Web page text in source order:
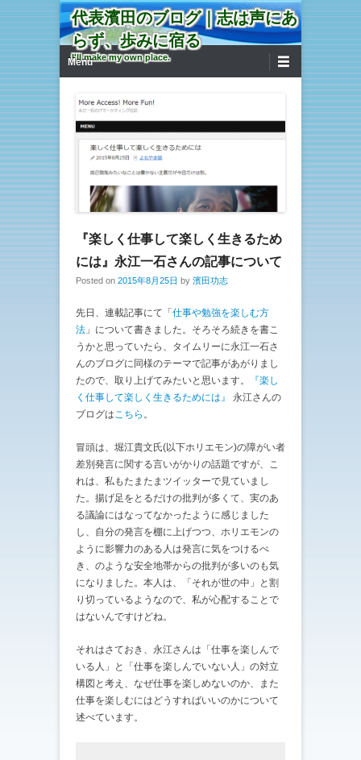
代表濱田のブログ｜志は声にあ
らず、歩みに宿る
I'll make my own place.
第1メニュー
コンテンツへ移動
Menu
『楽しく仕事して楽しく生きるため
には』永江一石さんの記事について
Posted on 2015年8月25日 by 濱田功志
先日、連載記事にて「 仕事や勉強を楽しむ方
法 」について書きました。そろそろ続きを書こ
うかと思っていたら、タイムリーに永江一石さ
んのブログに同様のテーマで記事があがりまし
たので、取り上げてみたいと思います。
『楽し
く仕事して楽しく生きるためには』
永江さんの
ブログはこちら 。
冒頭は、堀江貴文氏(以下ホリエモン)の障がい者
差別発言に関する言いがかりの話題ですが、こ
れは、私もたまたまツイッターで見ていまし
た。揚げ足をとるだけの批判が多くて、実のあ
る議論にはなってなかったように感じました
し、自分の発言を棚に上げつつ、ホリエモンの
ように影響力のある人は発言に気をつけるべ
き、のような安全地帯からの批判が多いのも気
になりました。本人は、「それが世の中」と割
り切っているようなので、私が心配することで
はないんですけどね。
それはさておき、永江さんは「仕事を楽しんで
いる人」と「仕事を楽しんでいない人」の対立
構図と考え、なぜ仕事を楽しめないのか、また
仕事を楽しむにはどうすればいいのかについて
述べています。